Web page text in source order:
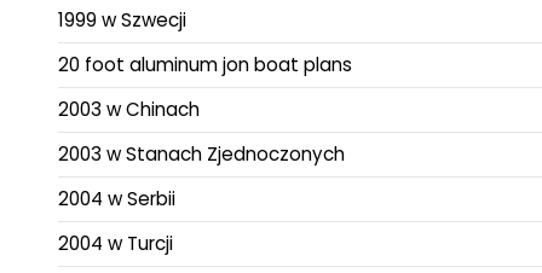
1999 w Szwecji
20 foot aluminum jon boat plans
2003 w Chinach
2003 w Stanach Zjednoczonych
2004 w Serbii
2004 w Turcji